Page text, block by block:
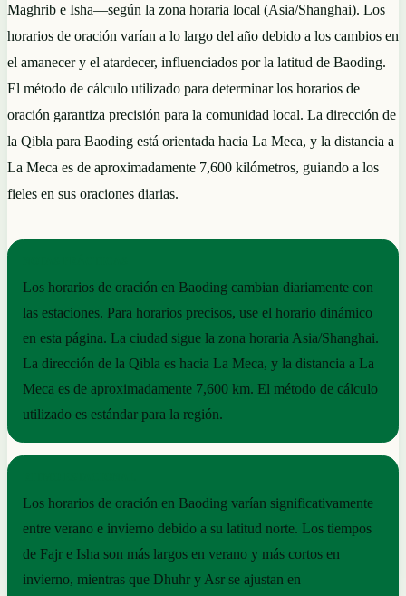
Maghrib e Isha—según la zona horaria local (Asia/Shanghai). Los
horarios de oración varían a lo largo del año debido a los cambios en
el amanecer y el atardecer, influenciados por la latitud de Baoding.
El método de cálculo utilizado para determinar los horarios de
oración garantiza precisión para la comunidad local. La dirección de
la Qibla para Baoding está orientada hacia La Meca, y la distancia a
La Meca es de aproximadamente 7,600 kilómetros, guiando a los
fieles en sus oraciones diarias.
Los horarios de oración en Baoding cambian diariamente con
las estaciones. Para horarios precisos, use el horario dinámico
en esta página. La ciudad sigue la zona horaria Asia/Shanghai.
La dirección de la Qibla es hacia La Meca, y la distancia a La
Meca es de aproximadamente 7,600 km. El método de cálculo
utilizado es estándar para la región.
Los horarios de oración en Baoding varían significativamente
entre verano e invierno debido a su latitud norte. Los tiempos
de Fajr e Isha son más largos en verano y más cortos en
invierno, mientras que Dhuhr y Asr se ajustan en